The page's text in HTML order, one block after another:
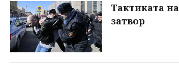
Тактиката
затвор